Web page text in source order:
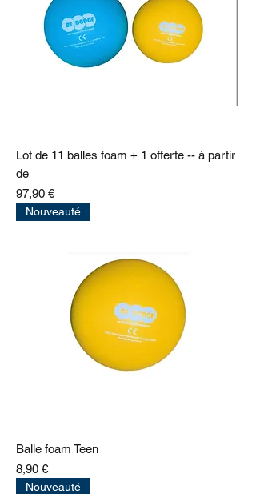
Lot de 11 balles foam + 1 offerte -- à partir
de
Prix
97,90 €
Nouveauté
Balle foam Teen
Prix
8,90 €
Nouveauté